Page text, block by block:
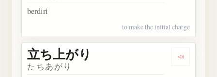
berdiri
to make the initial charge
立ち上がり
たちあがり